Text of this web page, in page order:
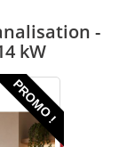
-
kW
PROMO !